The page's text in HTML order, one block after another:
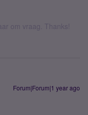
om vraag. Thanks!
Forum|Forum|1 year ago